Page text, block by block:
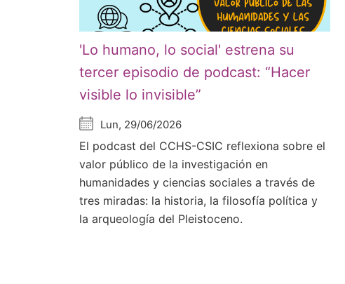
'Lo humano, lo social' estrena su
tercer episodio de podcast: “Hacer
visible lo invisible”
Lun, 29/06/2026
El podcast del CCHS-CSIC reflexiona sobre el
valor público de la investigación en
humanidades y ciencias sociales a través de
tres miradas: la historia, la filosofía política y
la arqueología del Pleistoceno.